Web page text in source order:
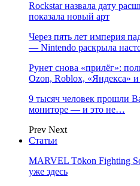
Rockstar назвала дату
показала новый арт
Через пять лет империя
— Nintendo раскрыла
Рунет снова «прилёг»:
Ozon, Roblox, «Яндекса» и
9 тысяч человек прошли
мониторе — и это не…
Prev Next
Статьи
MARVEL Tōkon Fighting
уже здесь